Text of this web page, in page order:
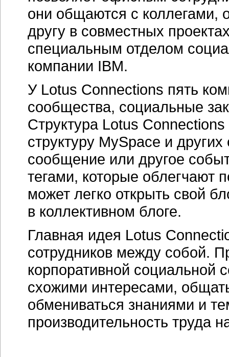
они общаются с коллегами,
другу в совместных
специальным отделом
компании IBM.
У Lotus Connections пять
сообщества, социальные
Структура Lotus
структуру MySpace и
сообщение или другое
тегами, которые облегчают
может легко открыть свой
в коллективном блоге.
Главная идея Lotus
сотрудников между собой.
корпоративной социальной
схожими интересами,
обмениваться знаниями и
производительность труда